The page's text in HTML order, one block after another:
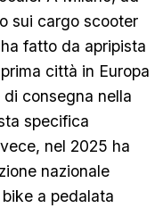
sui cargo scooter
fatto da apripista
città in Europa
consegna nella
specifica
nel 2025 ha
nazionale
a pedalata